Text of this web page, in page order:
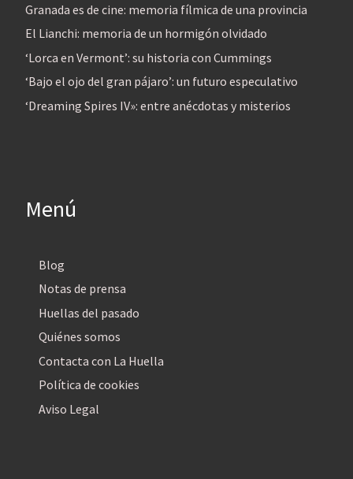
Granada es de cine: memoria fílmica de una provincia
El Lianchi: memoria de un hormigón olvidado
‘Lorca en Vermont’: su historia con Cummings
‘Bajo el ojo del gran pájaro’: un futuro especulativo
‘Dreaming Spires IV»: entre anécdotas y misterios
Menú
Blog
Notas de prensa
Huellas del pasado
Quiénes somos
Contacta con La Huella
Política de cookies
Aviso Legal